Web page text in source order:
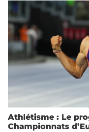
Athlétisme : Le
Championnats